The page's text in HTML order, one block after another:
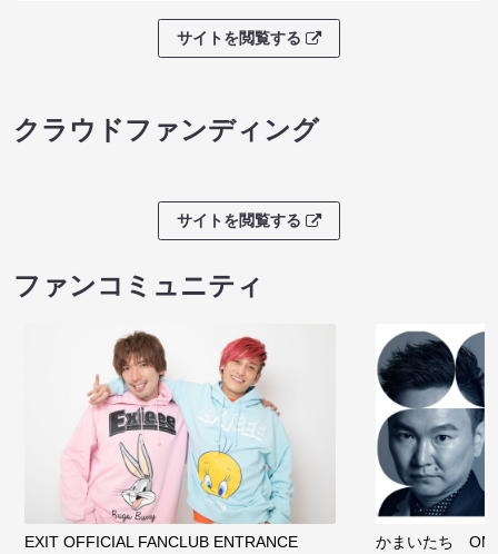
サイトを閲覧する
クラウドファンディング
サイトを閲覧する
ファンコミュニティ
EXIT OFFICIAL FANCLUB ENTRANCE かまいたち